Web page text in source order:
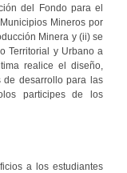
del Fondo para el
Mineros por
Minera y (ii) se
Territorial y Urbano a
realice el diseño,
de desarrollo para las
participes de los
a los estudiantes